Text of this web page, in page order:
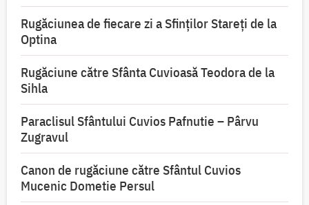
Rugăciunea de fiecare zi a Sfinților Stareți de la
Optina
Rugăciune către Sfânta Cuvioasă Teodora de la
Sihla
Paraclisul Sfântului Cuvios Pafnutie – Pârvu
Zugravul
Canon de rugăciune către Sfântul Cuvios
Mucenic Dometie Persul